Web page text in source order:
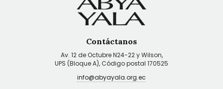
Contáctanos
Av. 12 de Octubre N24-22 y Wilson,
UPS (Bloque A), Código postal 170525
info@abyayala.org.ec